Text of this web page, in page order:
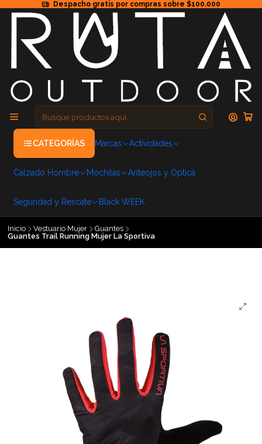
Despacho gratis por compras sobre $100.000
CATEGORÍAS Marcas Actividades
Calzado Hombre Mochilas Anteojos y Optica
Seguridad y Rescate Black WEEK
Inicio Vestuario Mujer
Guantes
Guantes Trail Running Mujer La Sportiva